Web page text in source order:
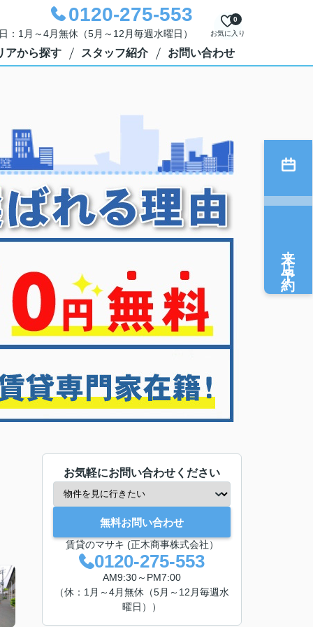
0120-275-553
1月～4月無休（5月～12月毎週水曜日） お気に入り
0
アから探す スタッフ紹介 お問い合わせ
お気軽にお問い合わせください
無料お問い合わせ
賃貸のマサキ (正木商事株式会社）
0120-275-553
AM9:30～PM7:00
（休：1月～4月無休（5月～12月毎週水
曜日））
来店予約